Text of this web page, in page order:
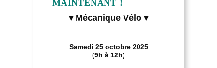
MAINTENANT !
▾ Mécanique Vélo ▾
Samedi 25 octobre 2025
(9h à 12h)